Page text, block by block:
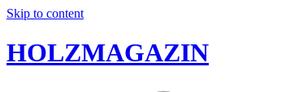
Skip to content
HOLZMAGAZIN